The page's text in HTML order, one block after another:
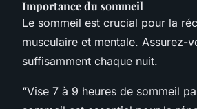
Importance du sommeil
Le sommeil est crucial pour la
musculaire et mentale. Assurez-
suffisamment chaque nuit.
“Vise 7 à 9 heures de sommeil